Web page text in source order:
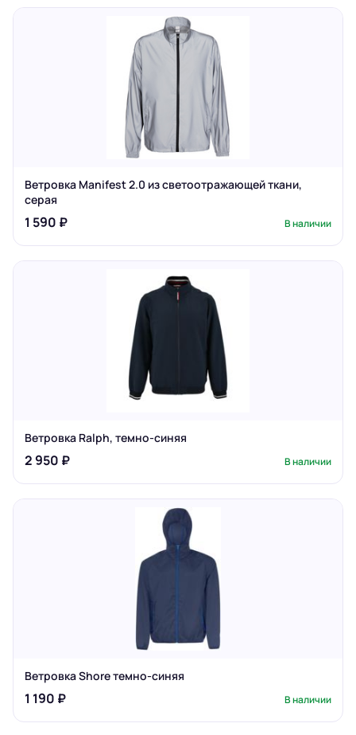
Ветровка Manifest 2.0 из светоотражающей ткани,
серая
1 590 ₽ В наличии
Ветровка Ralph, темно-синяя
2 950 ₽ В наличии
Ветровка Shore темно-синяя
1 190 ₽ В наличии